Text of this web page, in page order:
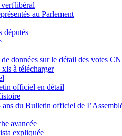
au Parlement
députés
données sur le détail des votes CN
à télécharger
officiel en détail
ans du Bulletin officiel de
avancée
expliquée